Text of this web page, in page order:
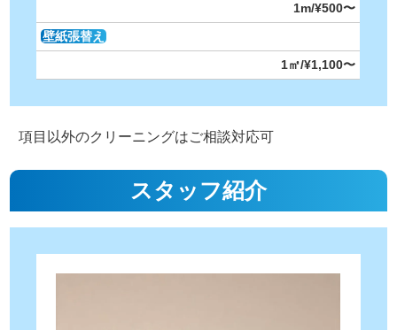
1m/¥500〜
壁紙張替え
1㎡/¥1,100〜
項目以外のクリーニングはご相談対応可
スタッフ紹介